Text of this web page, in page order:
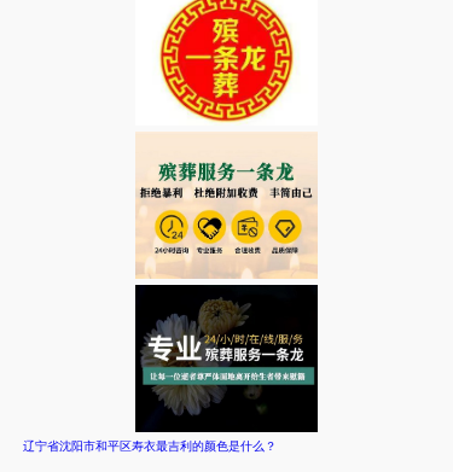
辽宁省沈阳市和平区寿衣最吉利的颜色是什么？